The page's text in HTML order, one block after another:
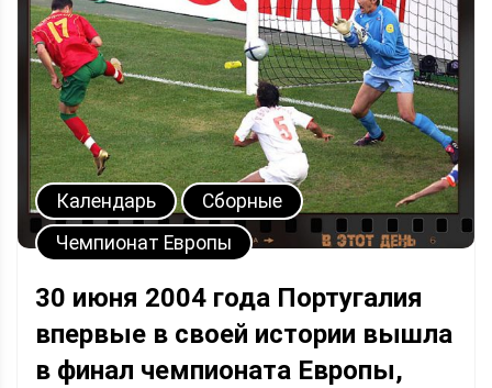
Календарь
Сборные
Чемпионат Европы
30 июня 2004 года Португалия
впервые в своей истории вышла
в финал чемпионата Европы,